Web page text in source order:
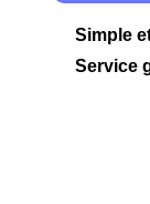
Simple
Service